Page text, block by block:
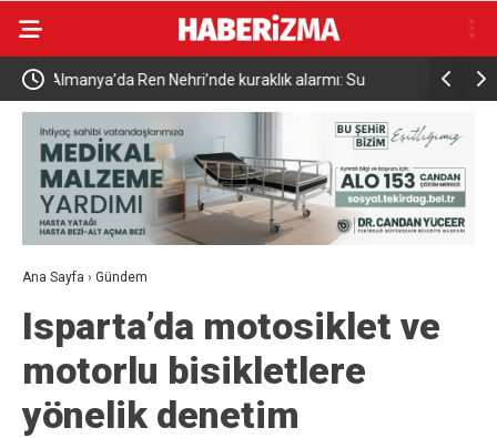
Uludağ’da çıkan orman yangını söndürüldü MGK 6
Güvenlik
Ana Sayfa › Gündem
Isparta’da motosiklet ve
motorlu bisikletlere
yönelik denetim